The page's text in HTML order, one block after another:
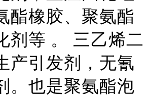
酯橡胶、聚氨酯
剂等 。
三乙烯二
产引发剂，无氰
。也是聚氨酯泡